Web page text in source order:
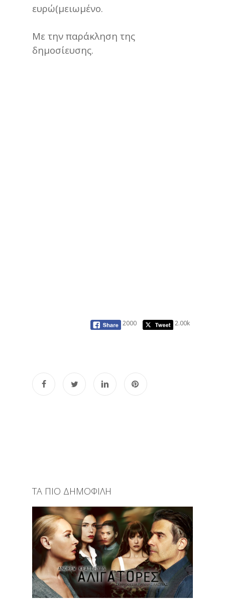
ευρώ(μειωμένο.
Με την παράκληση της
δημοσίευσης.
2000 2.00k
ΤΑ ΠΙΟ ΔΗΜΟΦΙΛΗ